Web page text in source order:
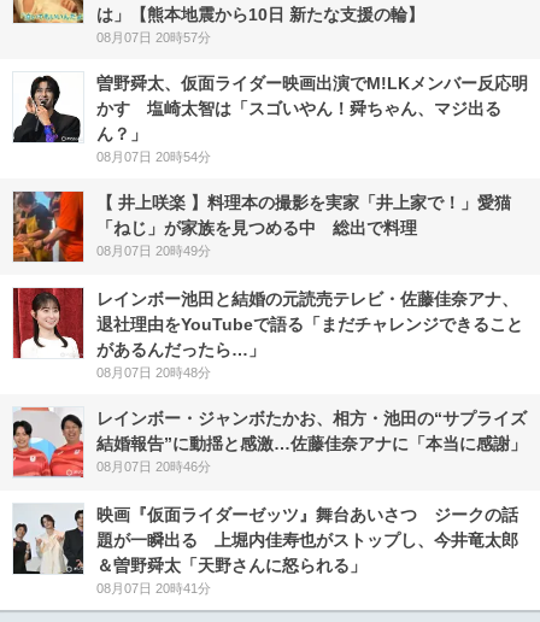
は」【熊本地震から10日 新たな支援の輪】
08月07日 20時57分
曽野舜太、仮面ライダー映画出演でM!LKメンバー反応明
かす 塩崎太智は「スゴいやん！舜ちゃん、マジ出る
ん？」
08月07日 20時54分
【 井上咲楽 】料理本の撮影を実家「井上家で！」愛猫
「ねじ」が家族を見つめる中 総出で料理
08月07日 20時49分
レインボー池田と結婚の元読売テレビ・佐藤佳奈アナ、
退社理由をYouTubeで語る「まだチャレンジできること
があるんだったら…」
08月07日 20時48分
レインボー・ジャンボたかお、相方・池田の“サプライズ
結婚報告”に動揺と感激…佐藤佳奈アナに「本当に感謝」
08月07日 20時46分
映画『仮面ライダーゼッツ』舞台あいさつ ジークの話
題が一瞬出る 上堀内佳寿也がストップし、今井竜太郎
＆曽野舜太「天野さんに怒られる」
08月07日 20時41分